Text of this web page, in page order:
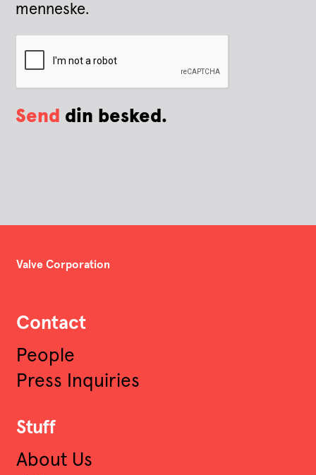
menneske.
Send din besked.
Valve Corporation
Contact
People
Press Inquiries
Stuff
About Us